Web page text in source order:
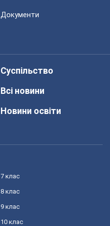
Документи
Суспільство
Всі новини
Новини освіти
7 клас
8 клас
9 клас
10 клас